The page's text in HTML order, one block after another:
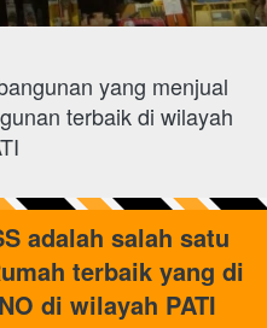
terbaik di wilayah
terbaik yang di
di wilayah PATI